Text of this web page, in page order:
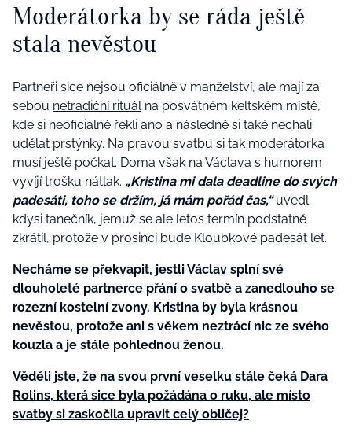
Moderátorka by se ráda ještě
stala nevěstou
Partneři sice nejsou oficiálně v manželství, ale mají za
sebou netradiční rituálna posvátném keltském místě,
kde si neoficiálně řekli ano a následně si také nechali
udělat prstýnky. Na pravou svatbu si tak moderátorka
musí ještě počkat. Doma však na Václava s humorem
vyvíjí trošku nátlak. „Kristina mi dala deadline do svých
padesáti, toho se držím, já mám pořád čas,“uvedl
kdysi tanečník, jemuž se ale letos termín podstatně
zkrátil, protože v prosinci bude Kloubkové padesát let.
Necháme se překvapit, jestli Václav splní své
dlouholeté partnerce přání o svatbě a zanedlouho se
rozezní kostelní zvony. Kristina by byla krásnou
nevěstou, protože ani s věkem neztrácí nic ze svého
kouzla a je stále pohlednou ženou.
Věděli jste, že na svou první veselku stále čeká Dara
Rolins, která sice byla požádána o ruku, ale místo
svatby si zaskočila upravit celý obličej?